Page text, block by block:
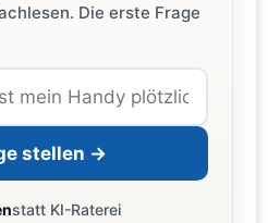
Die erste Frage
stellen →
statt KI-Raterei